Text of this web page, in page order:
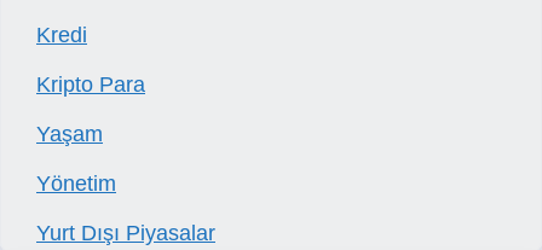
Kredi
Kripto Para
Yaşam
Yönetim
Yurt Dışı Piyasalar